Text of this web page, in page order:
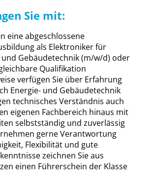
Sie mit:
eine abgeschlossene
als Elektroniker für
und Gebäudetechnik (m/w/d) oder
Qualifikation
verfügen Sie über Erfahrung
Energie- und Gebäudetechnik
technisches Verständnis auch
eigenen Fachbereich hinaus mit
selbstständig und zuverlässig
gerne Verantwortung
Flexibilität und gute
zeichnen Sie aus
einen Führerschein der Klasse